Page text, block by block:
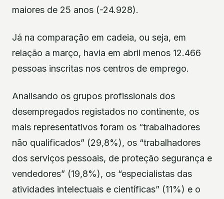
maiores de 25 anos (-24.928).
Já na comparação em cadeia, ou seja, em
relação a março, havia em abril menos 12.466
pessoas inscritas nos centros de emprego.
Analisando os grupos profissionais dos
desempregados registados no continente, os
mais representativos foram os “trabalhadores
não qualificados” (29,8%), os “trabalhadores
dos serviços pessoais, de proteção segurança e
vendedores” (19,8%), os “especialistas das
atividades intelectuais e científicas” (11%) e o